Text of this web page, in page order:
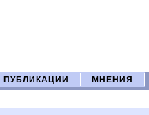
ПУБЛИКАЦИИ МНЕНИЯ